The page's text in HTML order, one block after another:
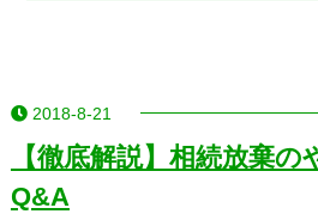
2018-8-21
【徹底解説】相続放棄
Q&A